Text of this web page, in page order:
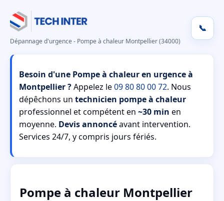
Dépannage d'urgence - Pompe à chaleur Montpellier (34000)
📞
Besoin d'une Pompe à chaleur en urgence à
Montpellier ?Appelez le09 80 80 00 72. Nous
dépêchons un technicien pompe à chaleur
professionnel et compétent en ~30 min en
moyenne. Devis annoncéavant intervention.
Services 24/7, y compris jours fériés.
Pompe à chaleur Montpellier